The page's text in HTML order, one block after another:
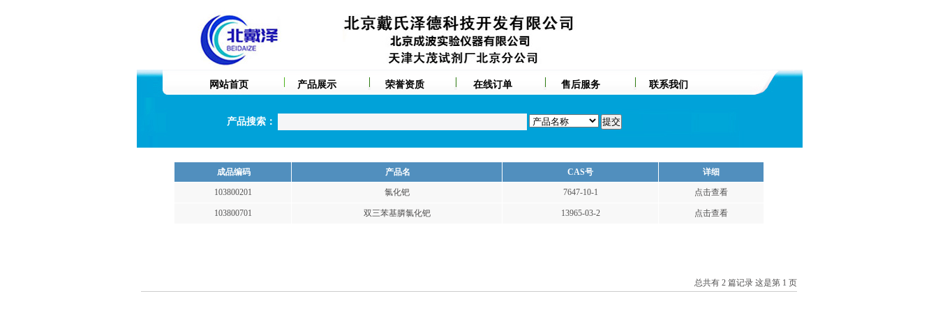
网站首页 产品展示 荣誉资质 在线订单 售后服务 联系我们
产品搜索：
成品编码 产品名 CAS号 详细
103800201 氯化钯 7647-10-1 点击查看
103800701 双三苯基膦氯化钯 13965-03-2 点击查看
总共有 2 篇记录 这是第 1 页